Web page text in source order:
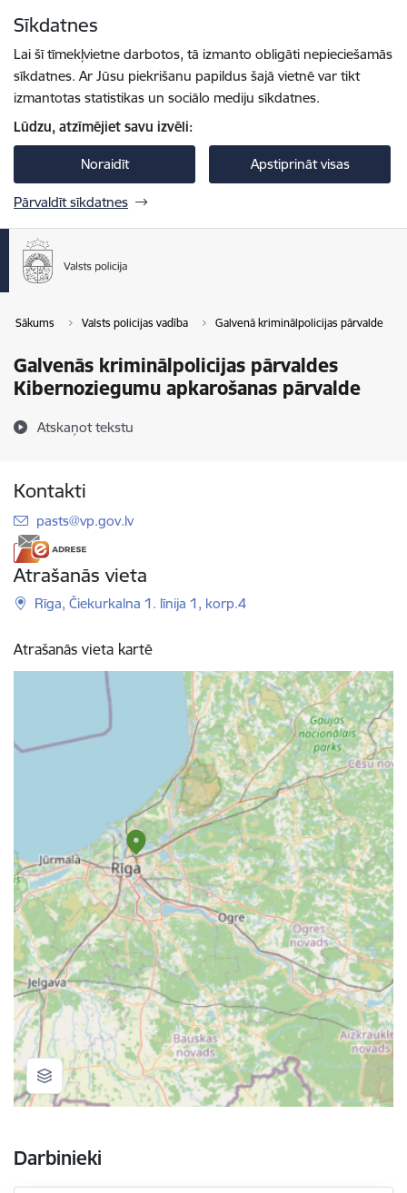
Sīkdatnes
Lai šī tīmekļvietne darbotos, tā izmanto obligāti nepieciešamās
sīkdatnes. Ar Jūsu piekrišanu papildus šajā vietnē var tikt
izmantotas statistikas un sociālo mediju sīkdatnes.
Lūdzu, atzīmējiet savu izvēli:
Noraidīt Apstiprināt visas
Pārvaldīt sīkdatnes
Sākums Valsts policijas vadība Galvenā kriminālpolicijas pārvalde
Galvenās kriminālpolicijas pārvaldes
Kibernoziegumu apkarošanas pārvalde
Atskaņot tekstu
Kontakti
E-pasts:
pasts@vp.gov.lv
Atrašanās vieta
Rīga, Čiekurkalna 1. līnija 1, korp.4
Atrašanās vieta kartē
Darbinieki